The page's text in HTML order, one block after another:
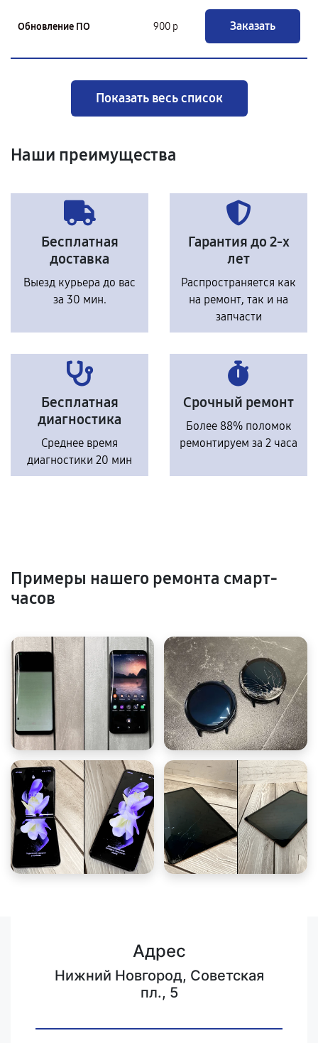
Обновление ПО 900 р Заказать
Показать весь список
Наши преимущества
Бесплатная
доставка
Выезд курьера до вас
за 30 мин.
Гарантия до 2-х
лет
Распространяется как
на ремонт, так и на
запчасти
Бесплатная
диагностика
Среднее время
диагностики 20 мин
Срочный ремонт
Более 88% поломок
ремонтируем за 2 часа
Примеры нашего ремонта смарт-
часов
Адрес
Нижний Новгород, Советская
пл., 5